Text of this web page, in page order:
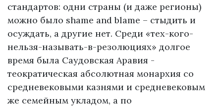
стандартов: одни страны (и даже регионы)
можно было shame and blame – стыдить и
осуждать, а другие нет. Среди «тех-кого-
нельзя-называть-в-резолюциях» долгое
время была Саудовская Аравия -
теократическая абсолютная монархия со
средневековыми казнями и средневековым
же семейным укладом, а по